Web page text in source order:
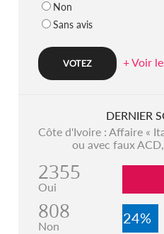
Non
Sans avis
+ Voir
DERNIER
Côte d'Ivoire : Affaire «
ou avec faux
2355
Oui
808
Non 24%